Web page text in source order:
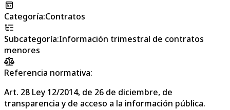
Categoría:Contratos
Subcategoría:Información trimestral de contratos
menores
Referencia normativa:
Art. 28 Ley 12/2014, de 26 de diciembre, de
transparencia y de acceso a la información pública.